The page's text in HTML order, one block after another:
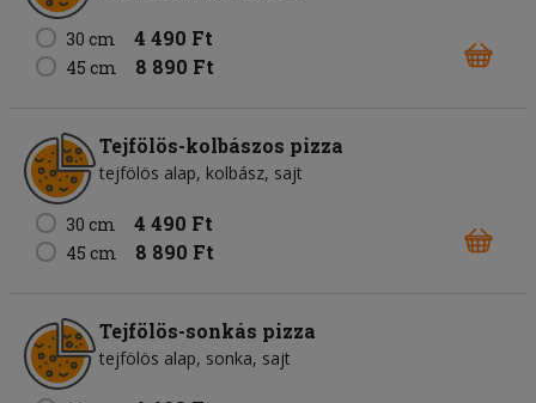
30 cm 4 490 Ft
45 cm 8 890 Ft
Tejfölös-kolbászos pizza
tejfölös alap kolbász sajt
30 cm 4 490 Ft
45 cm 8 890 Ft
Tejfölös-sonkás pizza
tejfölös alap sonka sajt